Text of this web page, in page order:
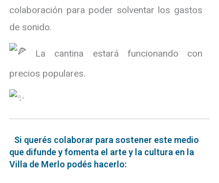
colaboración para poder solventar los gastos
de sonido.
La cantina estará funcionando con
precios populares.
Si querés colaborar para sostener este medio
que difunde y fomenta el arte y la cultura en la
Villa de Merlo podés hacerlo: